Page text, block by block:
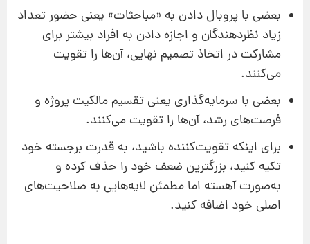
بعضی با پروبال دادن به «مباحثات» یعنی حضور تعداد
زیاد نظردهندگان و اجازه دادن به افراد بیشتر برای
مشارکت در اتخاذ تصمیم نهایی، آن‌ها را تقویت
می‌کنند.
بعضی با سرمایه‌گذاری یعنی تقسیم مالکیت پروژه و
فرصت‌های رشد، آن‌ها را تقویت می‌کنند.
برای اینکه تقویت‌کننده باشید،‌ به قدرت برجسته خود
تکیه کنید، بزرگترین ضعف‌ خود را حذف کرده و
به‌صورت آهسته اما مطمئن لایه‌هایی به صلاحیت‌های
اصلی خود اضافه کنید.